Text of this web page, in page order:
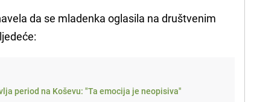
da se mladenka oglasila na društvenim
period na Koševu: "Ta emocija je neopisiva"